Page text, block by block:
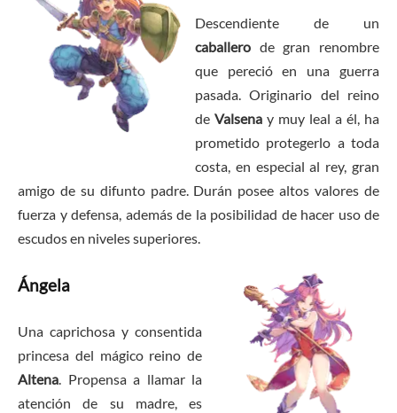
Descendiente de un
caballero de gran renombre
que pereció en una guerra
pasada. Originario del reino
de Valsena y muy leal a él, ha
prometido protegerlo a toda
costa, en especial al rey, gran
amigo de su difunto padre. Durán posee altos valores de
fuerza y defensa, además de la posibilidad de hacer uso de
escudos en niveles superiores.
Ángela
Una caprichosa y consentida
princesa del mágico reino de
Altena. Propensa a llamar la
atención de su madre, es